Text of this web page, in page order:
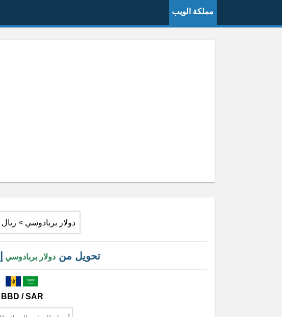
مملكة الويب
تحويل من دولار بربادوسي
BBD / SAR